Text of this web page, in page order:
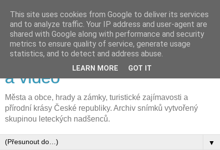
FLyFOTO letecká fotografie
a video
Města a obce, hrady a zámky, turistické zajímavosti a
přírodní krásy České republiky. Archiv snímků vytvořený
skupinou leteckých nadšenců.
▼
This site uses cookies from Google to deliver its services
and to analyze traffic. Your IP address and user-agent are
shared with Google along with performance and security
metrics to ensure quality of service, generate usage
statistics, and to detect and address abuse.
LEARN MORE GOT IT